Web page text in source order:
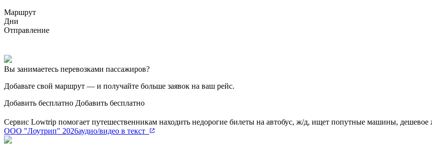
Маршрут
Дни
Отправление
Вы занимаетесь перевозками пассажиров?
Добавьте свой маршрут — и получайте больше заявок на ваш рейс.
Добавить бесплатно Добавить бесплатно
Сервис Lowtrip помогает путешественникам находить недорогие билеты на автобус, ж/д, ищет попутные машины,
ООО "Лоутрип" 2026аудио/видео в текст